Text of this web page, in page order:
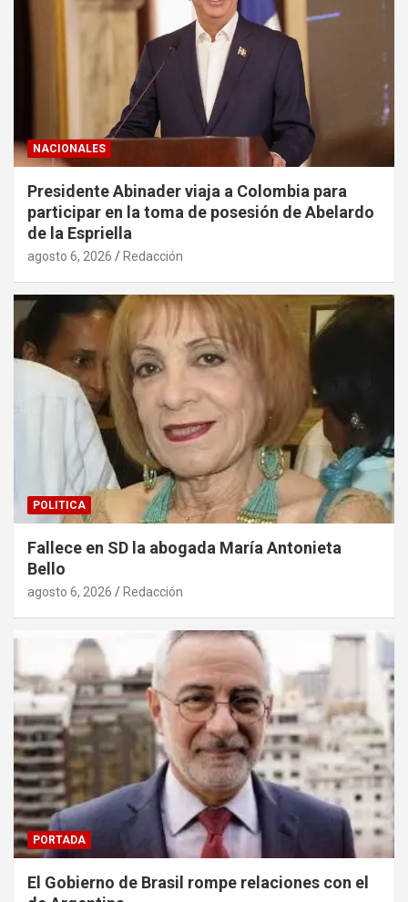
NACIONALES
Presidente Abinader viaja a Colombia para
participar en la toma de posesión de Abelardo
de la Espriella
agosto 6, 2026 Redacción
POLITICA
Fallece en SD la abogada María Antonieta
Bello
agosto 6, 2026 Redacción
PORTADA
El Gobierno de Brasil rompe relaciones con el